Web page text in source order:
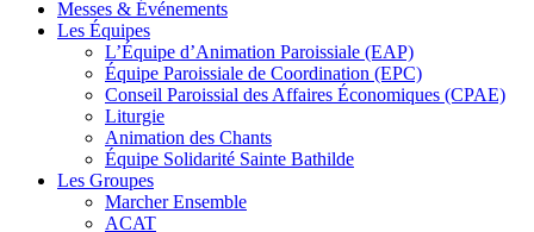
Messes & Événements
Les Équipes
L’Équipe d’Animation Paroissiale (EAP)
Équipe Paroissiale de Coordination (EPC)
Conseil Paroissial des Affaires Économiques (CPAE)
Liturgie
Animation des Chants
Équipe Solidarité Sainte Bathilde
Les Groupes
Marcher Ensemble
ACAT